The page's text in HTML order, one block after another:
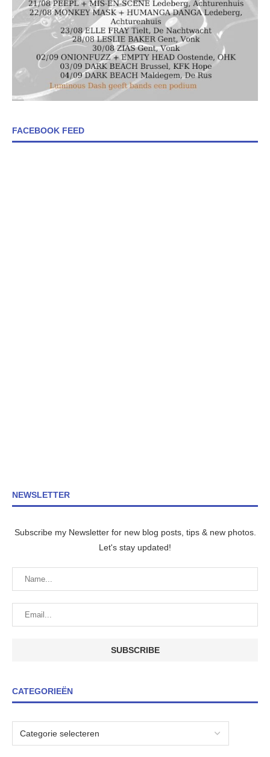
FACEBOOK FEED
NEWSLETTER
Subscribe my Newsletter for new blog posts, tips & new photos.
Let's stay updated!
CATEGORIEËN